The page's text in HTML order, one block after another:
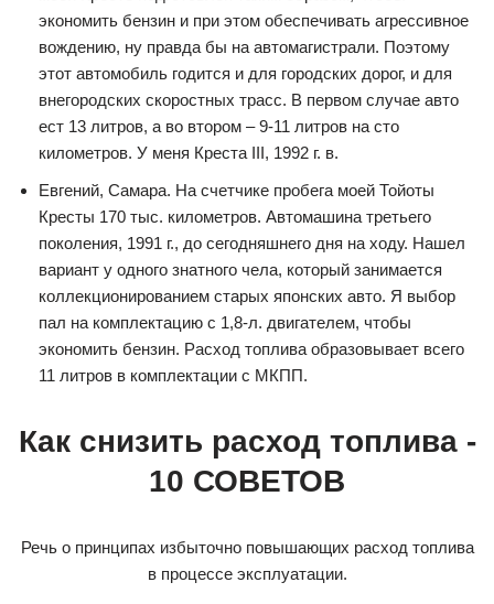
экономить бензин и при этом обеспечивать агрессивное
вождению, ну правда бы на автомагистрали. Поэтому
этот автомобиль годится и для городских дорог, и для
внегородских скоростных трасс. В первом случае авто
ест 13 литров, а во втором – 9-11 литров на сто
километров. У меня Креста III, 1992 г. в.
Евгений, Самара. На счетчике пробега моей Тойоты
Кресты 170 тыс. километров. Автомашина третьего
поколения, 1991 г., до сегодняшнего дня на ходу. Нашел
вариант у одного знатного чела, который занимается
коллекционированием старых японских авто. Я выбор
пал на комплектацию с 1,8-л. двигателем, чтобы
экономить бензин. Расход топлива образовывает всего
11 литров в комплектации с МКПП.
Как снизить расход топлива -
10 СОВЕТОВ
Речь о принципах избыточно повышающих расход топлива
в процессе эксплуатации.